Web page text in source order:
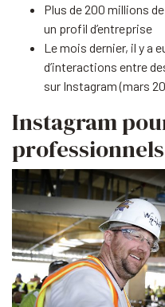
Plus de 200 millions
un profil d’entreprise
Le mois dernier, il y a
d’interactions entre
sur Instagram (mars
Instagram